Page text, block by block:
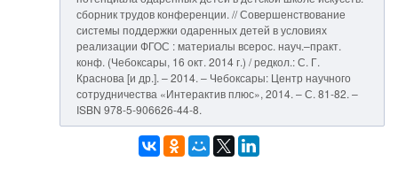
сборник трудов конференции. // Совершенствование
системы поддержки одаренных детей в условиях
реализации ФГОС : материалы всерос. науч.–практ.
конф. (Чебоксары, 16 окт. 2014 г.) / редкол.: С. Г.
Краснова [и др.]. – 2014. – Чебоксары: Центр научного
сотрудничества «Интерактив плюс», 2014. – С. 81-82. –
ISBN 978-5-906626-44-8.